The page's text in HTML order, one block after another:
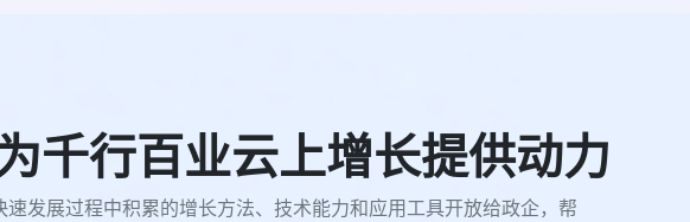
千行百业云上增长提供动力
速发展过程中积累的增长方法、技术能力和应用工具开放给政企，帮